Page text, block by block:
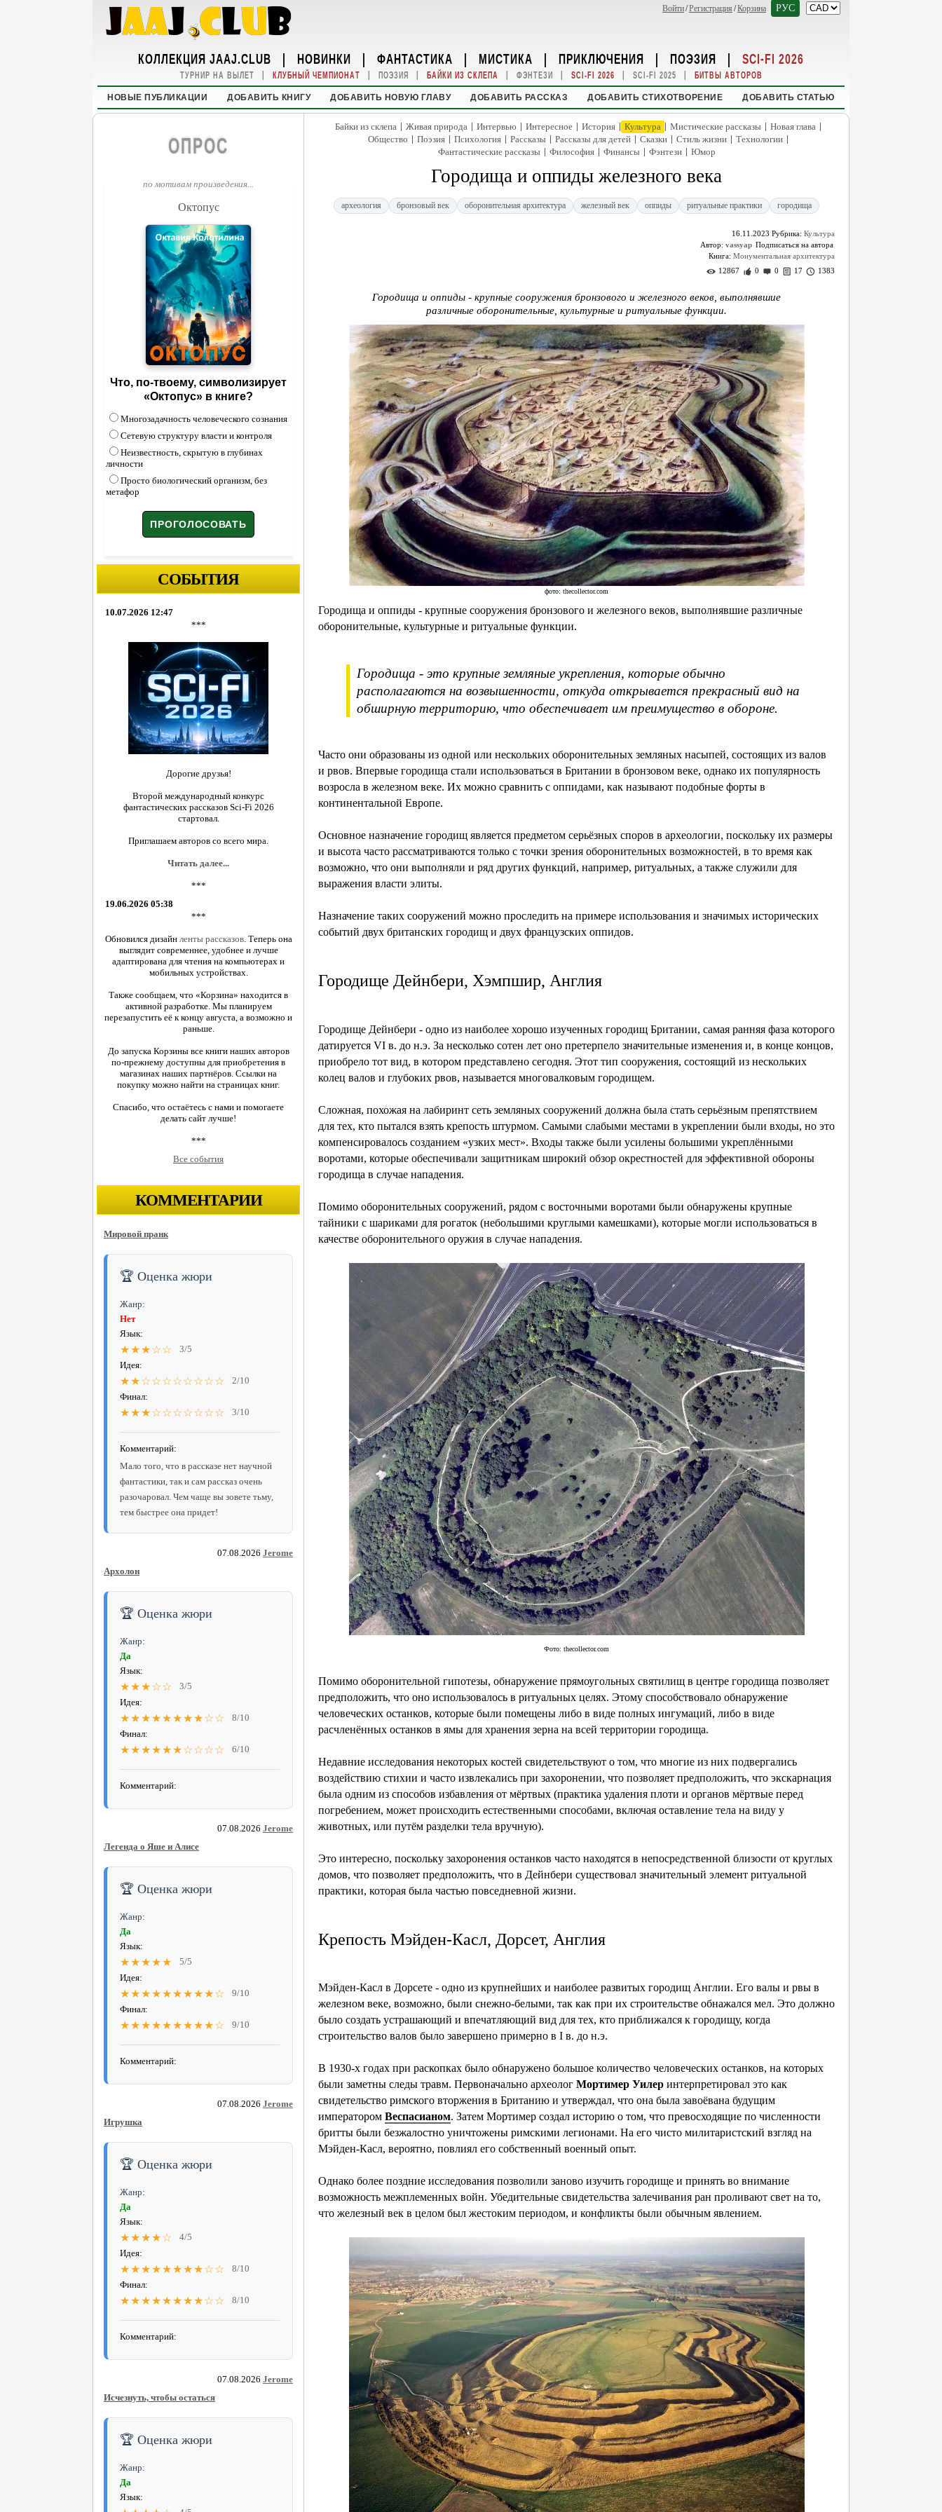
Войти/Регистрация /Корзина РУС
КОЛЛЕКЦИЯ JAAJ.CLUB | НОВИНКИ | ФАНТАСТИКА | МИСТИКА | ПРИКЛЮЧЕНИЯ | ПОЭЗИЯ | SCI-FI 2026
ТУРНИР НА ВЫЛЕТ | КЛУБНЫЙ ЧЕМПИОНАТ | ПОЭЗИЯ | БАЙКИ ИЗ СКЛЕПА | ФЭНТЕЗИ | SCI-FI 2026 | SCI-FI 2025 | БИТВЫ АВТОРОВ
НОВЫЕ ПУБЛИКАЦИИ ДОБАВИТЬ КНИГУ ДОБАВИТЬ НОВУЮ ГЛАВУ ДОБАВИТЬ РАССКАЗ ДОБАВИТЬ СТИХОТВОРЕНИЕ ДОБАВИТЬ СТАТЬЮ
ОПРОС
по мотивам произведения...
Октопус
Что, по-твоему, символизирует
«Октопус» в книге?
Многозадачность человеческого сознания
Сетевую структуру власти и контроля
Неизвестность, скрытую в глубинах
личности
Просто биологический организм, без
метафор
СОБЫТИЯ
10.07.2026 12:47
***
Дорогие друзья!
Второй международный конкурс
фантастических рассказов Sci-Fi 2026
стартовал.
Приглашаем авторов со всего мира.
Читать далее...
***
19.06.2026 05:38
***
Обновился дизайн ленты рассказов. Теперь она
выглядит современнее, удобнее и лучше
адаптирована для чтения на компьютерах и
мобильных устройствах.
Также сообщаем, что «Корзина» находится в
активной разработке. Мы планируем
перезапустить её к концу августа, а возможно и
раньше.
До запуска Корзины все книги наших авторов
по-прежнему доступны для приобретения в
магазинах наших партнёров. Ссылки на
покупку можно найти на страницах книг.
Спасибо, что остаётесь с нами и помогаете
делать сайт лучше!
***
Все события
КОММЕНТАРИИ
Мировой пранк
🏆 Оценка жюри
Жанр:
Нет
Язык:
★★★☆☆
3/5
Идея:
★★☆☆☆☆☆☆☆☆
2/10
Финал:
★★★☆☆☆☆☆☆☆ 3/10
Комментарий:
Мало того, что в рассказе нет научной
фантастики, так и сам рассказ очень
разочаровал. Чем чаще вы зовете тьму,
тем быстрее она придет!
07.08.2026 Jerome
Архолон
🏆 Оценка жюри
Жанр:
Да
Язык:
★★★☆☆
3/5
Идея:
★★★★★★★★☆☆
8/10
Финал:
★★★★★★☆☆☆☆ 6/10
Комментарий:
07.08.2026 Jerome
Легенда о Яше и Алисе
🏆 Оценка жюри
Жанр:
Да
Язык:
★★★★★
5/5
Идея:
★★★★★★★★★☆
9/10
Финал:
★★★★★★★★★☆ 9/10
Комментарий:
07.08.2026 Jerome
Игрушка
🏆 Оценка жюри
Жанр:
Да
Язык:
★★★★☆
4/5
Идея:
★★★★★★★★☆☆
8/10
Финал:
★★★★★★★★☆☆ 8/10
Комментарий:
07.08.2026 Jerome
Исчезнуть, чтобы остаться
🏆 Оценка жюри
Жанр:
Да
Язык:
Байки из склепа | Живая природа | Интервью | Интересное | История | Культура | Мистические рассказы | Новая глава |
Общество | Поэзия | Психология | Рассказы | Рассказы для детей | Сказки | Стиль жизни | Технологии |
Фантастические рассказы | Философия | Финансы | Фэнтези | Юмор
Городища и оппиды железного века
археология бронзовый век оборонительная архитектура железный век оппиды ритуальные практики городища
16.11.2023 Рубрика: Культура
Автор: vassyap
Книга: Монументальная архитектура
12867
0 0 17 1383
Городища и оппиды - крупные сооружения бронзового и железного веков, выполнявшие
различные оборонительные, культурные и ритуальные функции.
фото: thecollector.com
Городища и оппиды - крупные сооружения бронзового и железного веков, выполнявшие различные
оборонительные, культурные и ритуальные функции.
Городища - это крупные земляные укрепления, которые обычно
располагаются на возвышенности, откуда открывается прекрасный вид на
обширную территорию, что обеспечивает им преимущество в обороне.
Часто они образованы из одной или нескольких оборонительных земляных насыпей, состоящих из валов
и рвов. Впервые городища стали использоваться в Британии в бронзовом веке, однако их популярность
возросла в железном веке. Их можно сравнить с оппидами, как называют подобные форты в
континентальной Европе.
Основное назначение городищ является предметом серьёзных споров в археологии, поскольку их размеры
и высота часто рассматриваются только с точки зрения оборонительных возможностей, в то время как
возможно, что они выполняли и ряд других функций, например, ритуальных, а также служили для
выражения власти элиты.
Назначение таких сооружений можно проследить на примере использования и значимых исторических
событий двух британских городищ и двух французских оппидов.
Городище Дейнбери, Хэмпшир, Англия
Городище Дейнбери - одно из наиболее хорошо изученных городищ Британии, самая ранняя фаза которого
датируется VI в. до н.э. За несколько сотен лет оно претерпело значительные изменения и, в конце концов,
приобрело тот вид, в котором представлено сегодня. Этот тип сооружения, состоящий из нескольких
колец валов и глубоких рвов, называется многовалковым городищем.
Сложная, похожая на лабиринт сеть земляных сооружений должна была стать серьёзным препятствием
для тех, кто пытался взять крепость штурмом. Самыми слабыми местами в укреплении были входы, но это
компенсировалось созданием «узких мест». Входы также были усилены большими укреплёнными
воротами, которые обеспечивали защитникам широкий обзор окрестностей для эффективной обороны
городища в случае нападения.
Помимо оборонительных сооружений, рядом с восточными воротами были обнаружены крупные
тайники с шариками для рогаток (небольшими круглыми камешками), которые могли использоваться в
качестве оборонительного оружия в случае нападения.
Фото: thecollector.com
Помимо оборонительной гипотезы, обнаружение прямоугольных святилищ в центре городища позволяет
предположить, что оно использовалось в ритуальных целях. Этому способствовало обнаружение
человеческих останков, которые были помещены либо в виде полных ингумаций, либо в виде
расчленённых останков в ямы для хранения зерна на всей территории городища.
Недавние исследования некоторых костей свидетельствуют о том, что многие из них подвергались
воздействию стихии и часто извлекались при захоронении, что позволяет предположить, что экскарнация
была одним из способов избавления от мёртвых (практика удаления плоти и органов мёртвые перед
погребением, может происходить естественными способами, включая оставление тела на виду у
животных, или путём разделки тела вручную).
Это интересно, поскольку захоронения останков часто находятся в непосредственной близости от круглых
домов, что позволяет предположить, что в Дейнбери существовал значительный элемент ритуальной
практики, которая была частью повседневной жизни.
Крепость Мэйден-Касл, Дорсет, Англия
Мэйден-Касл в Дорсете - одно из крупнейших и наиболее развитых городищ Англии. Его валы и рвы в
железном веке, возможно, были снежно-белыми, так как при их строительстве обнажался мел. Это должно
было создать устрашающий и впечатляющий вид для тех, кто приближался к городищу, когда
строительство валов было завершено примерно в I в. до н.э.
В 1930-х годах при раскопках было обнаружено большое количество человеческих останков, на которых
были заметны следы травм. Первоначально археолог Мортимер Уилер интерпретировал это как
свидетельство римского вторжения в Британию и утверждал, что она была завоёвана будущим
императором Веспасианом. Затем Мортимер создал историю о том, что превосходящие по численности
бритты были безжалостно уничтожены римскими легионами. На его чисто милитаристский взгляд на
Мэйден-Касл, вероятно, повлиял его собственный военный опыт.
Однако более поздние исследования позволили заново изучить городище и принять во внимание
возможность межплеменных войн. Убедительные свидетельства залечивания ран проливают свет на то,
что железный век в целом был жестоким периодом, и конфликты были обычным явлением.